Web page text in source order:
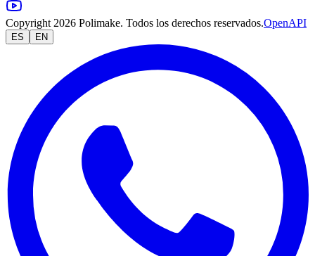
Copyright 2026 Polimake. Todos los derechos reservados.OpenAPI
ES EN